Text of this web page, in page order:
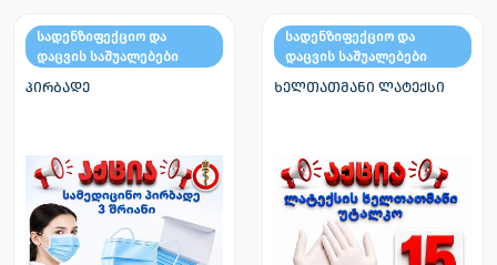
სადენზიფექციო და
დაცვის საშუალებები
პირბადე
სადენზიფექციო და
დაცვის საშუალებები
ხელთათმანი ლატექსი